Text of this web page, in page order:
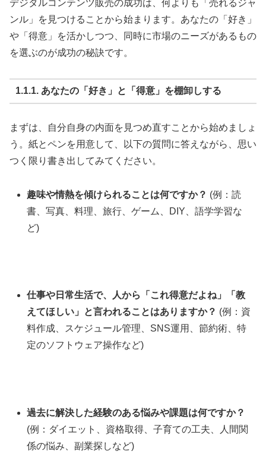
デジタルコンテンツ販売の成功は、何よりも「売れるジャ
ンル」を見つけることから始まります。あなたの「好き」
や「得意」を活かしつつ、同時に市場のニーズがあるもの
を選ぶのが成功の秘訣です。
1.1.1. あなたの「好き」と「得意」を棚卸しする
まずは、自分自身の内面を見つめ直すことから始めましょ
う。紙とペンを用意して、以下の質問に答えながら、思い
つく限り書き出してみてください。
趣味や情熱を傾けられることは何ですか？ (例：読
書、写真、料理、旅行、ゲーム、DIY、語学学習な
ど)
仕事や日常生活で、人から「これ得意だよね」「教
えてほしい」と言われることはありますか？ (例：資
料作成、スケジュール管理、SNS運用、節約術、特
定のソフトウェア操作など)
過去に解決した経験のある悩みや課題は何ですか？
(例：ダイエット、資格取得、子育ての工夫、人間関
係の悩み、副業探しなど)